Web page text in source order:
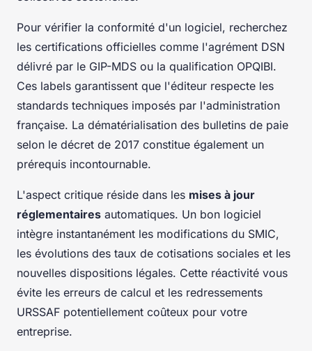
Pour vérifier la conformité d'un logiciel, recherchez
les certifications officielles comme l'agrément DSN
délivré par le GIP-MDS ou la qualification OPQIBI.
Ces labels garantissent que l'éditeur respecte les
standards techniques imposés par l'administration
française. La dématérialisation des bulletins de paie
selon le décret de 2017 constitue également un
prérequis incontournable.
L'aspect critique réside dans les mises à jour
réglementaires automatiques. Un bon logiciel
intègre instantanément les modifications du SMIC,
les évolutions des taux de cotisations sociales et les
nouvelles dispositions légales. Cette réactivité vous
évite les erreurs de calcul et les redressements
URSSAF potentiellement coûteux pour votre
entreprise.